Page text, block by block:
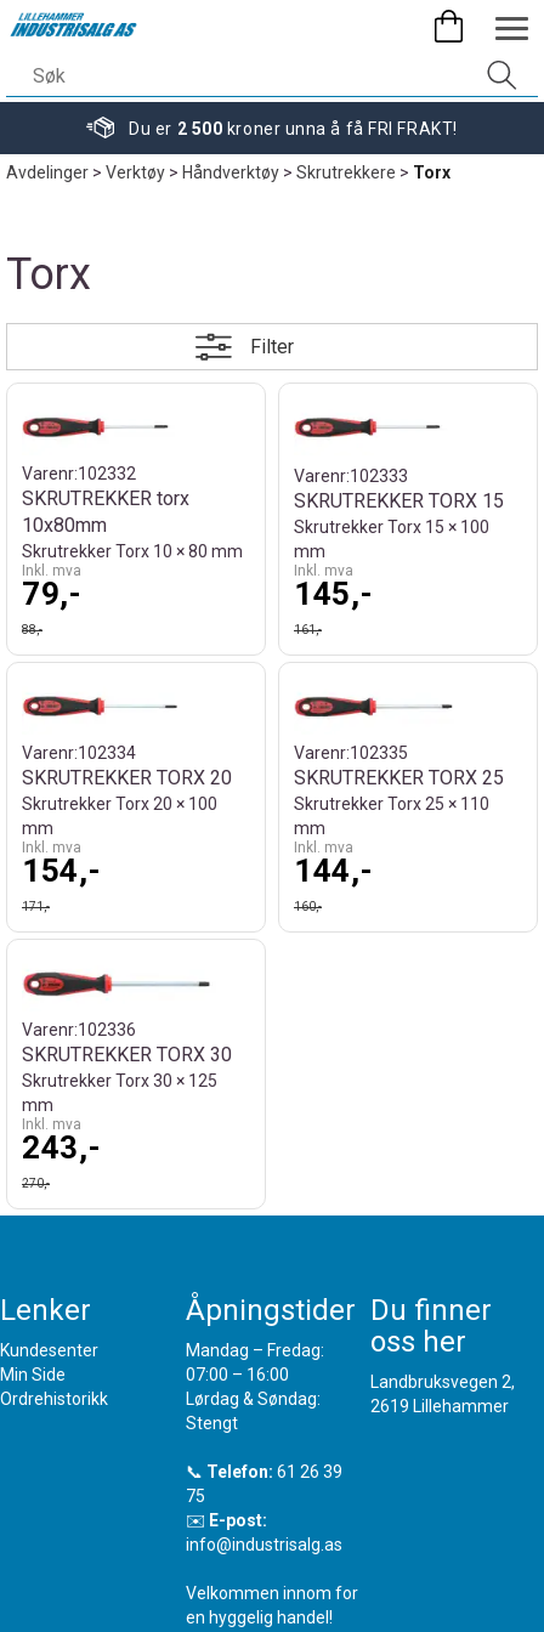
Du er 2 500 kroner unna å få FRI FRAKT!
Avdelinger>Verktøy>Håndverktøy>Skrutrekkere>Torx
Torx
Filter
Varenr:102332
SKRUTREKKER torx
10x80mm
Skrutrekker Torx 10 × 80 mm
Inkl. mva
79,-
88,-
Varenr:102333
SKRUTREKKER TORX 15
Skrutrekker Torx 15 × 100
mm
Inkl. mva
145,-
161,-
Varenr:102334
SKRUTREKKER TORX 20
Skrutrekker Torx 20 × 100
mm
Inkl. mva
154,-
171,-
Varenr:102335
SKRUTREKKER TORX 25
Skrutrekker Torx 25 × 110
mm
Inkl. mva
144,-
160,-
Varenr:102336
SKRUTREKKER TORX 30
Skrutrekker Torx 30 × 125
mm
Inkl. mva
243,-
270,-
Lenker
Kundesenter
Min Side
Ordrehistorikk
Åpningstider
Mandag – Fredag:
07:00 – 16:00
Lørdag & Søndag:
Stengt
📞 Telefon: 61 26 39
75
✉️ E-post:
info@industrisalg.as
Velkommen innom for
en hyggelig handel!
Du finner
oss her
Landbruksvegen 2,
2619 Lillehammer